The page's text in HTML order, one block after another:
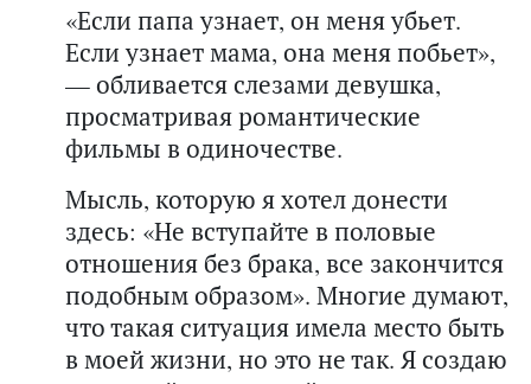
«Если папа узнает, он меня убьет.
Если узнает мама, она меня побьет»,
— обливается слезами девушка,
просматривая романтические
фильмы в одиночестве.
Мысль, которую я хотел донести
здесь: «Не вступайте в половые
отношения без брака, все закончится
подобным образом». Многие думают,
что такая ситуация имела место быть
в моей жизни, но это не так. Я создаю